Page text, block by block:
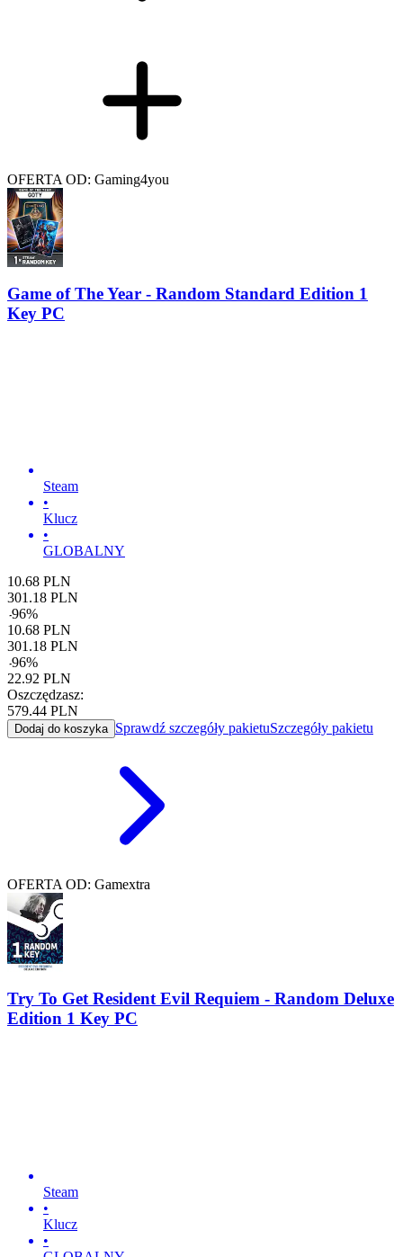
OFERTA OD: Gaming4you
Game of The Year - Random Standard Edition 1
Key PC
Steam
•
Klucz
•
GLOBALNY
10.68 PLN
301.18 PLN
-96%
10.68 PLN
301.18 PLN
-96%
22.92 PLN
Oszczędzasz:
579.44 PLN
Dodaj do koszyka Sprawdź szczegóły pakietuSzczegóły pakietu
OFERTA OD: Gamextra
Try To Get Resident Evil Requiem - Random Deluxe
Edition 1 Key PC
Steam
•
Klucz
•